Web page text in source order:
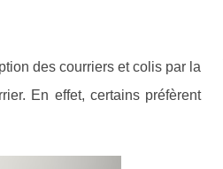
des courriers et colis par la
En effet, certains préfèrent